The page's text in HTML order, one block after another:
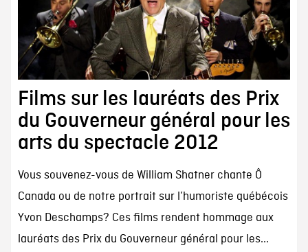
Films sur les lauréats des Prix
du Gouverneur général pour les
arts du spectacle 2012
Vous souvenez-vous de William Shatner chante Ô
Canada ou de notre portrait sur l’humoriste québécois
Yvon Deschamps? Ces films rendent hommage aux
lauréats des Prix du Gouverneur général pour les...